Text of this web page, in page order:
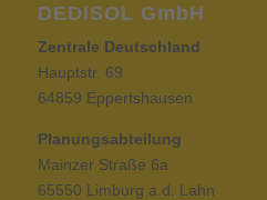
DEDISOL GmbH
Zentrale Deutschland
Hauptstr. 69
64859 Eppertshausen
Planungsabteilung
Mainzer Straße 6a
65550 Limburg a.d. Lahn